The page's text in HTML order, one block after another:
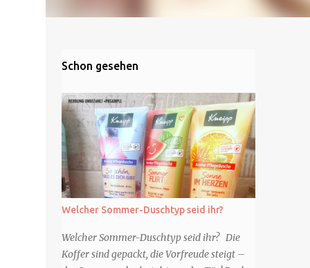
Schon gesehen
Welcher Sommer-Duschtyp seid ihr?
Welcher Sommer-Duschtyp seid ihr? Die
Koffer sind gepackt, die Vorfreude steigt –